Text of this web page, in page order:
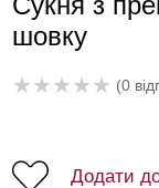
шовку
★★★★★ (0
Додати